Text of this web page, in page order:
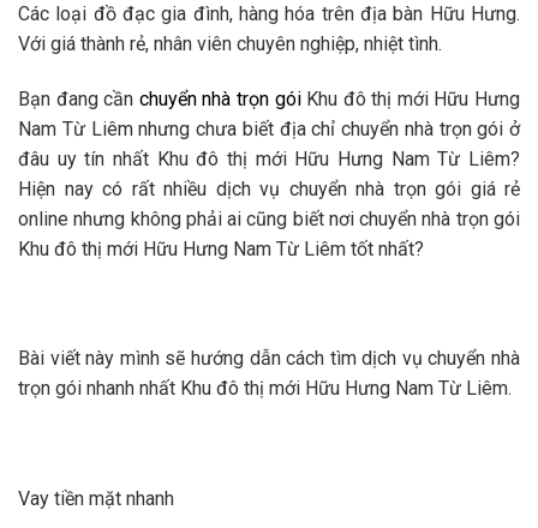
Các loại đồ đạc gia đình, hàng hóa trên địa bàn Hữu Hưng.
Với giá thành rẻ, nhân viên chuyên nghiệp, nhiệt tình.
Bạn đang cần chuyển nhà trọn góiKhu đô thị mới Hữu Hưng
Nam Từ Liêm nhưng chưa biết địa chỉ chuyển nhà trọn gói ở
đâu uy tín nhất Khu đô thị mới Hữu Hưng Nam Từ Liêm?
Hiện nay có rất nhiều dịch vụ chuyển nhà trọn gói giá rẻ
online nhưng không phải ai cũng biết nơi chuyển nhà trọn gói
Khu đô thị mới Hữu Hưng Nam Từ Liêm tốt nhất?
Bài viết này mình sẽ hướng dẫn cách tìm dịch vụ chuyển nhà
trọn gói nhanh nhất Khu đô thị mới Hữu Hưng Nam Từ Liêm.
Vay tiền mặt nhanh